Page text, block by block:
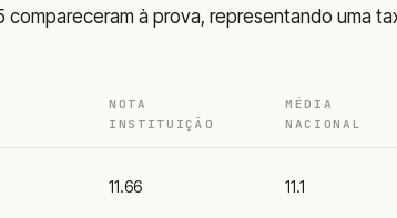
compareceram à prova, representando uma
NOTA
INSTITUIÇÃO
MÉDIA
NACIONAL
11.66 11.1